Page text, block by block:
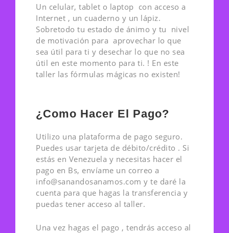
Un celular, tablet o laptop con acceso a
Internet , un cuaderno y un lápiz.
Sobretodo tu estado de ánimo y tu nivel
de motivación para aprovechar lo que
sea útil para ti y desechar lo que no sea
útil en este momento para ti. ! En este
taller las fórmulas mágicas no existen!
¿Como Hacer El Pago?
Utilizo una plataforma de pago seguro.
Puedes usar tarjeta de débito/crédito . Si
estás en Venezuela y necesitas hacer el
pago en Bs, envíame un correo a
info@sanandosanamos.com y te daré la
cuenta para que hagas la transferencia y
puedas tener acceso al taller.
Una vez hagas el pago , tendrás acceso al